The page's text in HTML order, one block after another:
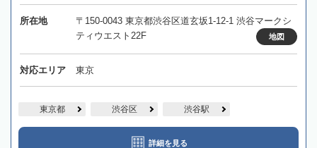
所在地
〒150-0043 東京都渋谷区道玄坂1-12-1 渋谷マークシ
ティウエスト22F
地図
対応エリア 東京
東京都 渋谷区 渋谷駅
詳細を見る